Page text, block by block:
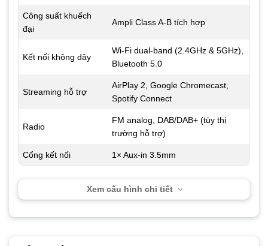
Công suất khuếch
đại
Ampli Class A‑B tích hợp
Kết nối không dây
Wi-Fi dual-band (2.4GHz & 5GHz),
Bluetooth 5.0
Streaming hỗ trợ
AirPlay 2, Google Chromecast,
Spotify Connect
Radio
FM analog, DAB/DAB+ (tùy thị
trường hỗ trợ)
Cổng kết nối 1× Aux-in 3.5mm
Xem cấu hình chi tiết